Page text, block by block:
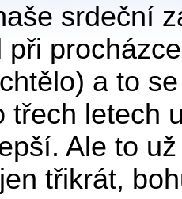
srdeční
při
a to
třech letech
Ale to
třikrát,